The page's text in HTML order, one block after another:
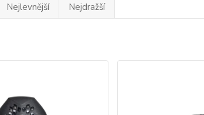
Nejlevnější Nejdražší